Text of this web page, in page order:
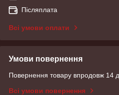
Післяплата
Всі умови оплати
Умови повернення
Повернення товару впродовж 14
Всі умови повернення